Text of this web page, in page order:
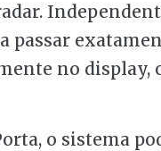
passar
no display,
o sistema